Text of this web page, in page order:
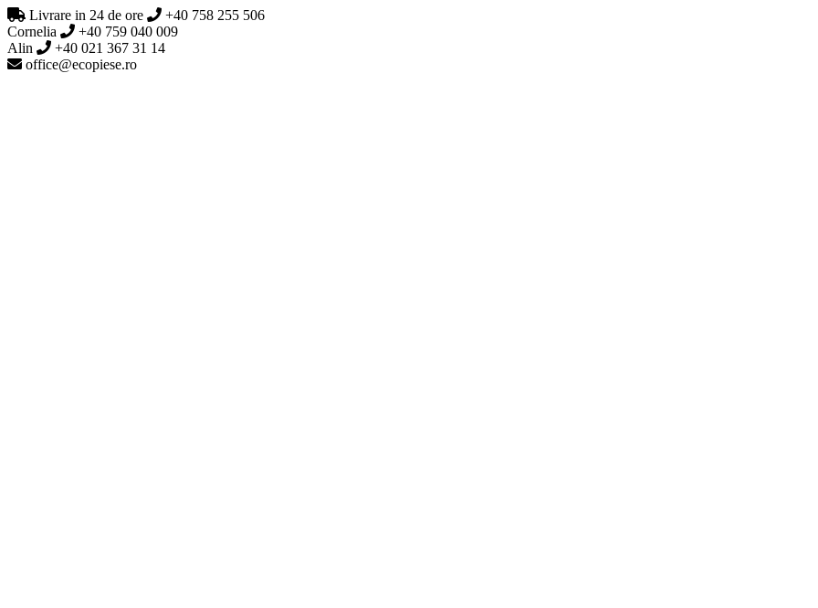
Livrare in 24 de ore
+40 758 255 506
Cornelia
+40 759 040 009
Alin
+40 021 367 31 14
office@ecopiese.ro